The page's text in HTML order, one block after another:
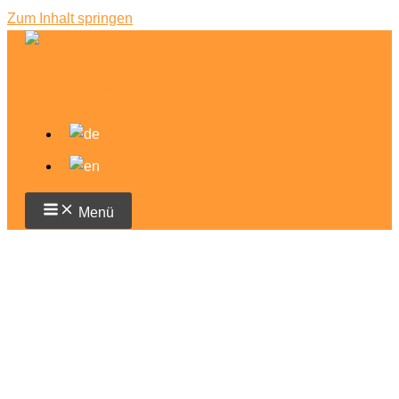
Zum Inhalt springen
Menü